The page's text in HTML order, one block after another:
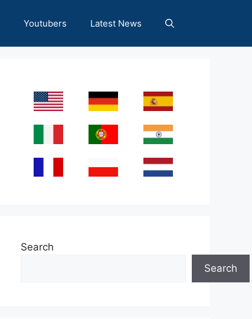
Youtubers Latest News
Search
Search